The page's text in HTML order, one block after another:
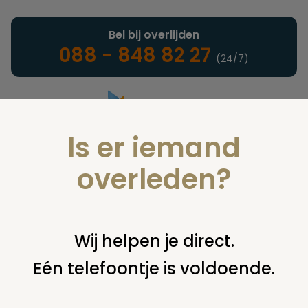
Landelijke uitvaartonderneming
Bel bij overlijden
088 - 848 82 27 (24/7)
U bent hier: home verzekeringen overige financiering uit
levensverzekering utrecht
Is er iemand
overleden?
Wij helpen je direct.
Eén telefoontje is voldoende.